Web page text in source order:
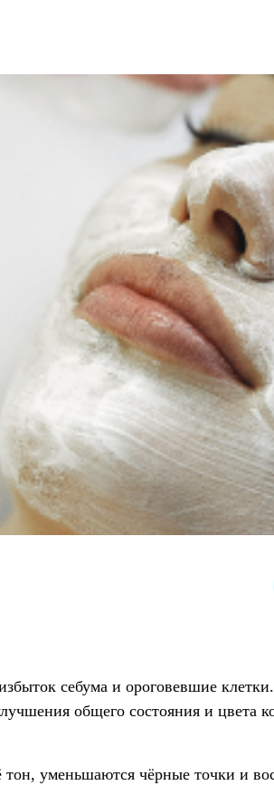
+7
и ороговевшие клетки.
чёрные точки и воспаления.